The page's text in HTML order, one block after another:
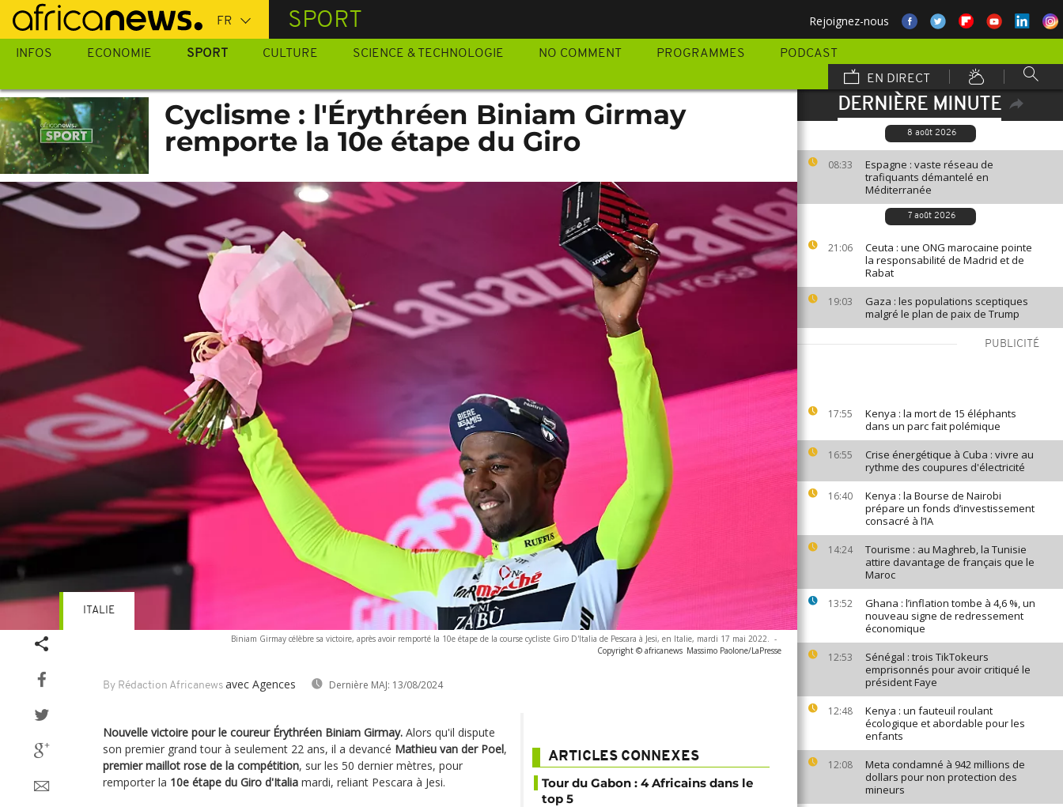
Passer
au
contenu
SPORT Rejoignez-nous
INFOS ECONOMIE SPORT CULTURE SCIENCE & TECHNOLOGIE NO COMMENT PROGRAMMES
PODCAST
EN DIRECT
DERNIÈRE MINUTE
8 août 2026
08:33
Espagne : vaste réseau de
trafiquants démantelé en
Méditerranée
7 août 2026
21:06
Ceuta : une ONG marocaine pointe
la responsabilité de Madrid et de
Rabat
19:03
Gaza : les populations sceptiques
malgré le plan de paix de Trump
PUBLICITÉ
17:55
Kenya : la mort de 15 éléphants
dans un parc fait polémique
16:55
Crise énergétique à Cuba : vivre au
rythme des coupures d'électricité
16:40
Kenya : la Bourse de Nairobi
prépare un fonds d’investissement
consacré à l’IA
14:24
Tourisme : au Maghreb, la Tunisie
attire davantage de français que le
Maroc
13:52
Ghana : l’inflation tombe à 4,6 %, un
nouveau signe de redressement
économique
12:53
Sénégal : trois TikTokeurs
emprisonnés pour avoir critiqué le
président Faye
12:48
Kenya : un fauteuil roulant
écologique et abordable pour les
enfants
12:08
Meta condamné à 942 millions de
dollars pour non protection des
mineurs
Cyclisme : l'Érythréen Biniam Girmay
remporte la 10e étape du Giro
Biniam Girmay célèbre sa victoire, après avoir remporté la 10e étape de la course cycliste Giro D'Italia de Pescara à Jesi, en Italie, mardi 17 mai 2022. -
Copyright © africanews Massimo Paolone/LaPresse
By Rédaction Africanews avec Agences Dernière MAJ: 13/08/2024
ITALIE
Nouvelle victoire pour le coureur Érythréen Biniam Girmay. Alors qu'il dispute
son premier grand tour à seulement 22 ans, il a devancé Mathieu van der Poel,
premier maillot rose de la compétition, sur les 50 dernier mètres, pour
remporter la 10e étape du Giro d'Italia mardi, reliant Pescara à Jesi.
ARTICLES CONNEXES
Tour du Gabon : 4 Africains dans le
top 5